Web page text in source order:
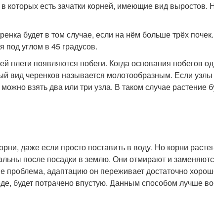
которых есть зачатки корней, имеющие вид выростов.
будет в том случае, если на нём больше трёх
под углом в 45 градусов.
плети появляются побеги. Когда основания побегов
вид черенков называется молотообразным. Если
взять два или три узла. В таком случае растение
даже если просто поставить в воду. Но корни
после посадки в землю. Они отмирают и
проблема, адаптацию он переживает достаточно
будет потрачено впустую. Данным способом лучше